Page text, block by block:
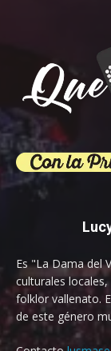
Es "La Dama del
culturales
folklor vallenato.
de este género